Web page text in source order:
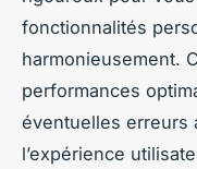
fonctionnalités
harmonieusement.
performances
éventuelles erreurs
l’expérience